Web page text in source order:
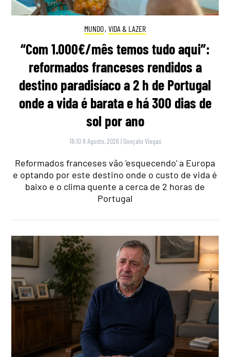
MUNDO, VIDA & LAZER
“Com 1.000€/mês temos tudo aqui”:
reformados franceses rendidos a
destino paradisíaco a 2 h de Portugal
onde a vida é barata e há 300 dias de
sol por ano
18:10 8 Agosto, 2026 | Gonçalo Viegas
Reformados franceses vão 'esquecendo' a Europa
e optando por este destino onde o custo de vida é
baixo e o clima quente a cerca de 2 horas de
Portugal